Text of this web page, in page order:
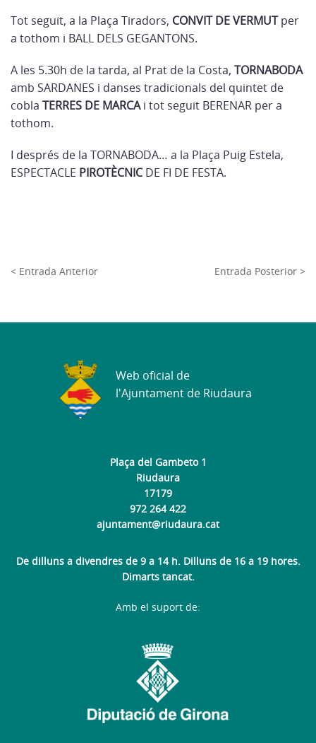
Tot seguit, a la Plaça Tiradors, CONVIT DE VERMUTper
a tothom i BALL DELS GEGANTONS.
A les 5.30h de la tarda, al Prat de la Costa, TORNABODA
amb SARDANES i danses tradicionals del quintet de
cobla TERRES DE MARCAi tot seguit BERENAR per a
tothom.
I després de la TORNABODA… a la Plaça Puig Estela,
ESPECTACLE PIROTÈCNICDE FI DE FESTA.
< Entrada Anterior Entrada Posterior >
Plaça del Gambeto 1
Riudaura
17179
972 264 422
ajuntament@riudaura.cat
De dilluns a divendres de 9 a 14 h. Dilluns de 16 a 19 hores.
Dimarts tancat.
Web oficial de
l'Ajuntament de Riudaura
Amb el suport de: